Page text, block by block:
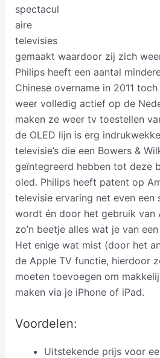
spectacul
aire
televisies
gemaakt waardoor zij zich
Philips heeft een aantal
Chinese overname in 2011
weer volledig actief op de
maken ze weer tv toestellen
de OLED lijn is erg
televisie’s die een Bowers &
geïntegreerd hebben tot deze
oled. Philips heeft patent op
televisie ervaring net even een
wordt én door het gebruik van
zo’n beetje alles wat je van
Het enige wat mist (door het
de Apple TV functie, hierdoor
moeten toevoegen om
maken via je iPhone of iPad.
Voordelen:
Uitstekende prijs voor